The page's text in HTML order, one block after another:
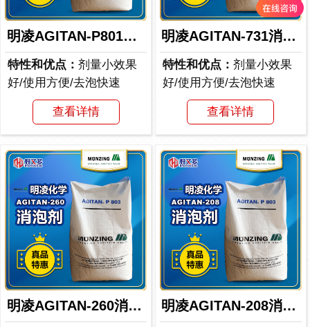
明凌AGITAN-P801消泡剂
特性和优点：剂量小效果
好/使用方便/去泡快速
查看详情
明凌AGITAN-731消泡剂
特性和优点： 剂量小效果
好/使用方便/去泡快速
查看详情
明凌AGITAN-260消泡剂 明凌AGITAN-208消泡剂